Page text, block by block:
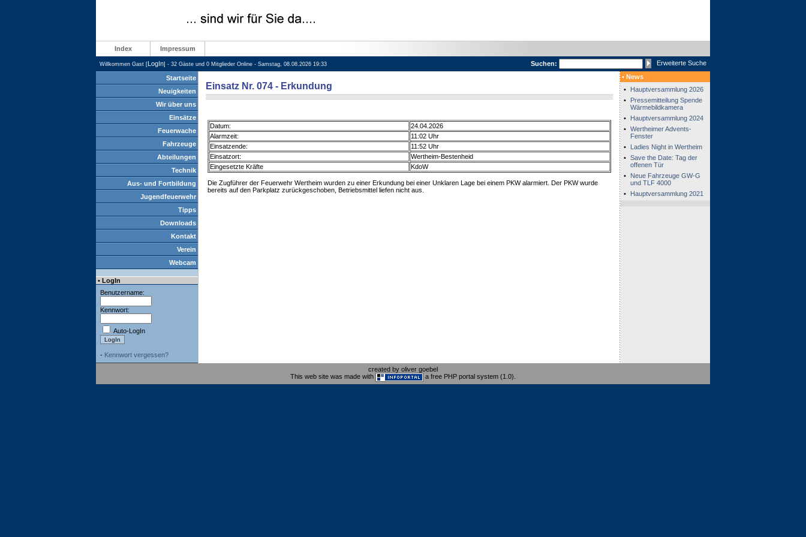
Index Impressum
Willkommen Gast [LogIn] - 32 Gäste und 0 Mitglieder Online - Samstag, 08.08.2026 19:33 Suchen: Erweiterte Suche
Startseite
Neuigkeiten
Wir über uns
Einsätze
Feuerwache
Fahrzeuge
Abteilungen
Technik
Aus- und Fortbildung
Jugendfeuerwehr
Tipps
Downloads
Kontakt
Verein
Webcam
• LogIn
Benutzername:
Kennwort:
Auto-LogIn
- Kennwort vergessen?
Einsatz Nr. 074 - Erkundung
Datum:
24.04.2026
Alarmzeit:
11:02 Uhr
Einsatzende:
11:52 Uhr
Einsatzort:
Wertheim-Bestenheid
Eingesetzte Kräfte
KdoW
Die Zugführer der Feuerwehr Wertheim wurden zu einer Erkundung bei einer Unklaren Lage bei einem PKW alarmiert. Der PKW wurde
bereits auf den Parkplatz zurückgeschoben, Betriebsmittel liefen nicht aus.
• News
•
Hauptversammlung 2026
•
Pressemitteilung Spende
Wärmebildkamera
•
Hauptversammlung 2024
• Wertheimer Advents-
Fenster
•
Ladies Night in Wertheim
• Save the Date: Tag der
offenen Tür
•
Neue Fahrzeuge GW-G
und TLF 4000
•
Hauptversammlung 2021
created by oliver goebel
This web site was made with
a free PHP portal system (1.0).